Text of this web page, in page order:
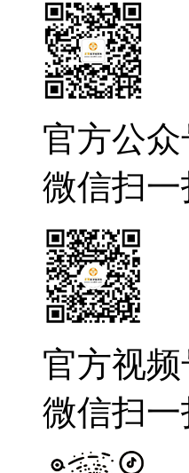
官方公众
微信扫一
官方视频
微信扫一